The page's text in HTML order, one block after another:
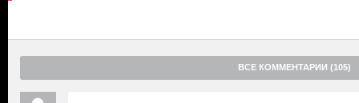
ВСЕ КОММЕНТАРИИ (105)